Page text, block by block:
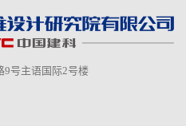
9号主语国际2号楼